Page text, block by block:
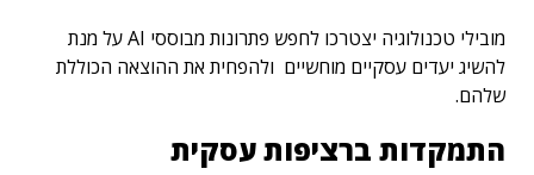
מובילי טכנולוגיה יצטרכו לחפש פתרונות מבוססי AI על מנת
להשיג יעדים עסקיים מוחשיים ולהפחית את ההוצאה הכוללת
שלהם.
התמקדות ברציפות עסקית